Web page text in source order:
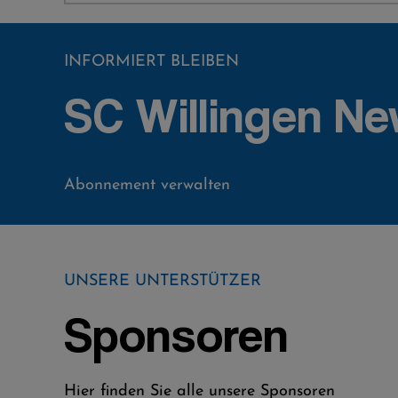
INFORMIERT BLEIBEN
SC Willingen
Abonnement verwalten
UNSERE UNTERSTÜTZER
Sponsoren
Hier finden Sie alle unsere Sponsoren